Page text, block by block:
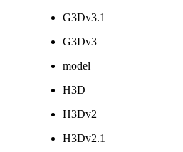
G3Dv3.1
G3Dv3
model
H3D
H3Dv2
H3Dv2.1